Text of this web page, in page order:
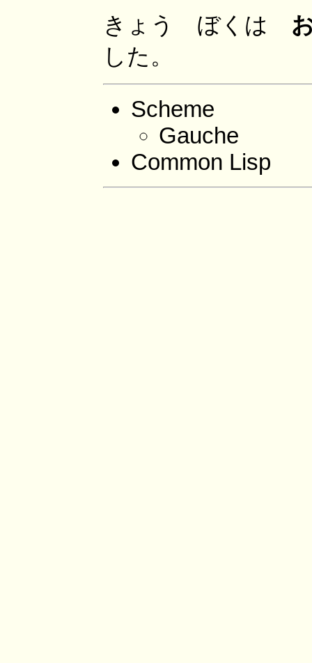
きょう ぼくは
した。
Scheme
Gauche
Common Lisp